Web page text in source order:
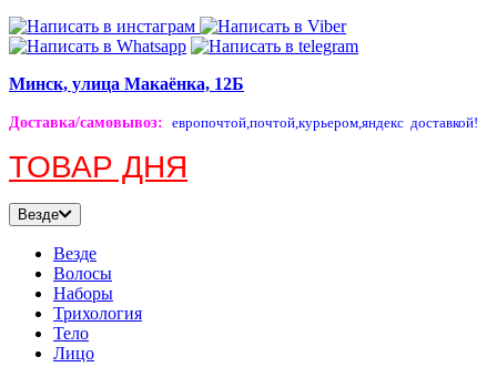
Минск, улица Макаёнка, 12Б
Доставка/самовывоз: европочтой,почтой,курьером,яндекс доставкой!
ТОВАР ДНЯ
Везде
Везде
Волосы
Наборы
Трихология
Тело
Лицо